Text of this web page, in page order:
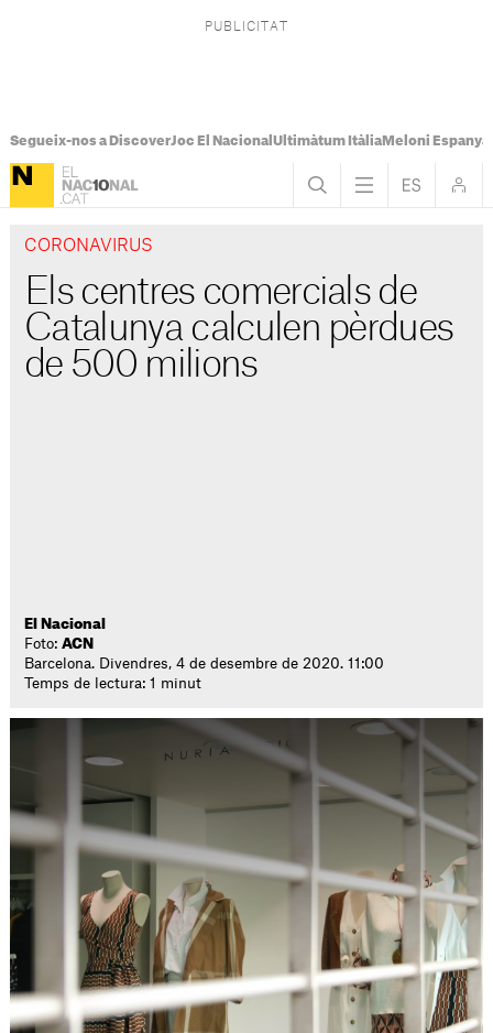
Segueix-nos a DiscoverJoc El Nacional Ultimàtum ItàliaMeloni Espanya
CORONAVIRUS
Els centres comercials de
Catalunya calculen pèrdues
de 500 milions
El Nacional
Foto:ACN
Barcelona. Divendres, 4 de desembre de 2020. 11:00
Temps de lectura: 1 minut